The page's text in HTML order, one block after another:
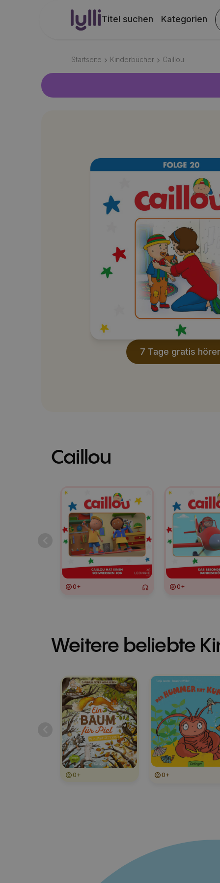
Titel suchen Kategorien
Startseite Kinderbücher Caillou
7 Tage gratis
Caillou
0+ 0+
Weitere beliebte
0+ 0+